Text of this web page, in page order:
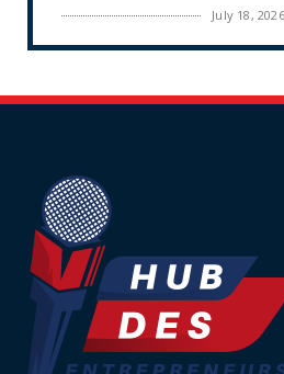
July 18, 2026
ECONOMIE
coup de
Tabac : les ventes
Retraites : nouveau
de frein sur
July 09, 2026